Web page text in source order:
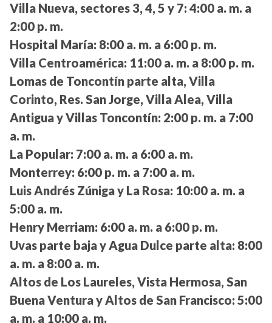
Villa Nueva, sectores 3, 4, 5 y 7: 4:00 a. m. a
2:00 p. m.
Hospital María: 8:00 a. m. a 6:00 p. m.
Villa Centroamérica: 11:00 a. m. a 8:00 p. m.
Lomas de Toncontín parte alta, Villa
Corinto, Res. San Jorge, Villa Alea, Villa
Antigua y Villas Toncontín: 2:00 p. m. a 7:00
a. m.
La Popular: 7:00 a. m. a 6:00 a. m.
Monterrey: 6:00 p. m. a 7:00 a. m.
Luis Andrés Zúniga y La Rosa: 10:00 a. m. a
5:00 a. m.
Henry Merriam: 6:00 a. m. a 6:00 p. m.
Uvas parte baja y Agua Dulce parte alta: 8:00
a. m. a 8:00 a. m.
Altos de Los Laureles, Vista Hermosa, San
Buena Ventura y Altos de San Francisco: 5:00
a. m. a 10:00 a. m.